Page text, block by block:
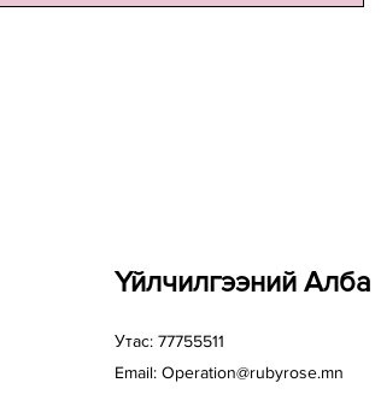
Үйлчилгээний Алба
Утас: 77755511
Email: Operation@rubyrose.mn